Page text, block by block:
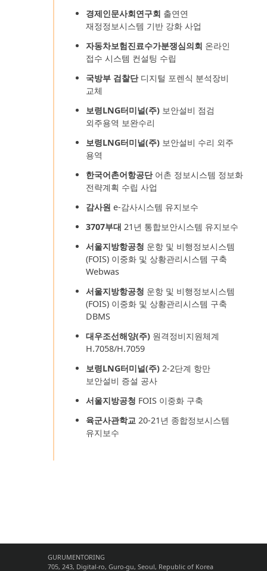
경제인문사회연구회 출연연
재정정보시스템 기반 강화 사업
자동차보험진료수가분쟁심의회 온라인
접수 시스템 컨설팅 수립
국방부 검찰단디지털 포렌식 분석장비
교체
보령LNG터미널(주)보안설비 점검
외주용역 보완수리
보령LNG터미널(주)보안설비 수리 외주
용역
한국어촌어항공단어촌 정보시스템 정보화
전략계획 수립 사업
감사원 e-감사시스템 유지보수
3707부대 21년 통합보안시스템 유지보수
서울지방항공청 운항 및 비행정보시스템
(FOIS) 이중화 및 상황관리시스템 구축
Webwas
서울지방항공청 운항 및 비행정보시스템
(FOIS) 이중화 및 상황관리시스템 구축
DBMS
대우조선해양(주)원격정비지원체계
H.7058/H.7059
보령LNG터미널(주)2-2단계 항만
보안설비 증설 공사
서울지방공청 FOIS 이중화 구축
육군사관학교20-21년 종합정보시스템
유지보수
GURUMENTORING
705, 243, Digital-ro, Guro-gu, Seoul, Republic of Korea